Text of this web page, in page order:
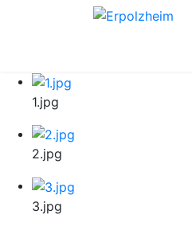
1.jpg
2.jpg
3.jpg